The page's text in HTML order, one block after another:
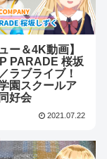
ー＆4K動画】
PARADE 桜坂
ラブライブ！
園スクールア
好会
2021.07.22